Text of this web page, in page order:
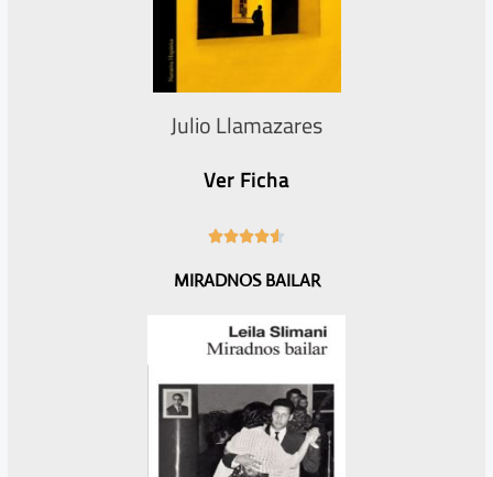
Julio Llamazares
Ver Ficha

6
MIRADNOS BAILAR